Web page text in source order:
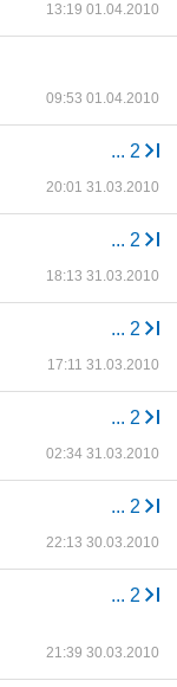
13:19 01.04.2010
09:53 01.04.2010
... 2
20:01 31.03.2010
... 2
18:13 31.03.2010
... 2
17:11 31.03.2010
... 2
02:34 31.03.2010
... 2
22:13 30.03.2010
... 2
21:39 30.03.2010